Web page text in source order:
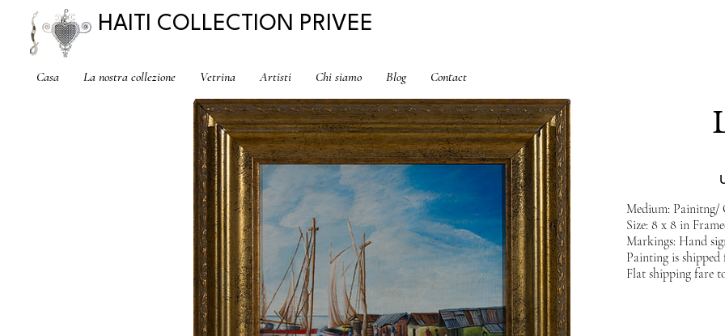
HAITI COLLECTION PRIVEE
Casa La nostra collezione Vetrina Artisti Chi siamo Blog Contact
Medium: Painitng/
Size: 8 x 8 in
Markings: Hand
Painting is
Flat shipping fare